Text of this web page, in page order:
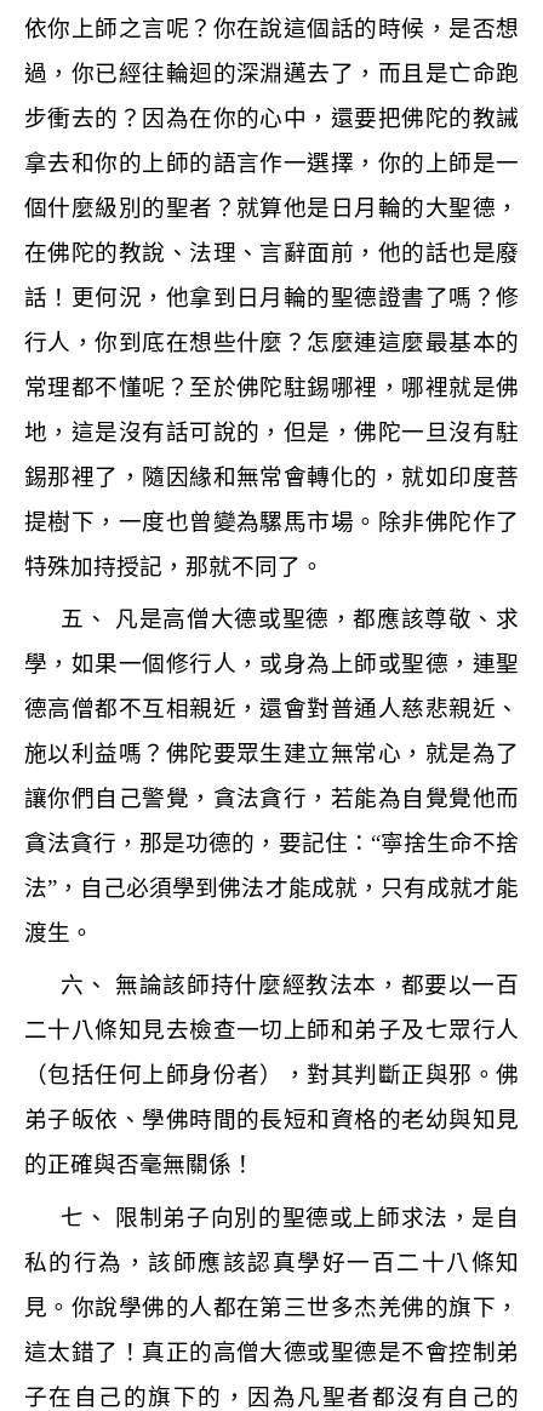
依你上師之言呢？你在說這個話的時候，是否想
過，你已經往輪迴的深淵邁去了，而且是亡命跑
步衝去的？因為在你的心中，還要把佛陀的教誡
拿去和你的上師的語言作一選擇，你的上師是一
個什麼級別的聖者？就算他是日月輪的大聖德，
在佛陀的教說、法理、言辭面前，他的話也是廢
話！更何況，他拿到日月輪的聖德證書了嗎？修
行人，你到底在想些什麼？怎麼連這麼最基本的
常理都不懂呢？至於佛陀駐錫哪裡，哪裡就是佛
地，這是沒有話可說的，但是，佛陀一旦沒有駐
錫那裡了，隨因緣和無常會轉化的，就如印度菩
提樹下，一度也曾變為騾馬市場。除非佛陀作了
特殊加持授記，那就不同了。
五、 凡是高僧大德或聖德，都應該尊敬、求
學，如果一個修行人，或身為上師或聖德，連聖
德高僧都不互相親近，還會對普通人慈悲親近、
施以利益嗎？佛陀要眾生建立無常心，就是為了
讓你們自己警覺，貪法貪行，若能為自覺覺他而
貪法貪行，那是功德的，要記住： “寧捨生命不捨
法” ，自己必須學到佛法才能成就，只有成就才能
渡生。
六、 無論該師持什麼經教法本，都要以一百
二十八條知見去檢查一切上師和弟子及七眾行人
（包括任何上師身份者），對其判斷正與邪。佛
弟子皈依、學佛時間的長短和資格的老幼與知見
的正確與否毫無關係！
七、 限制弟子向別的聖德或上師求法，是自
私的行為，該師應該認真學好一百二十八條知
見。你說學佛的人都在第三世多杰羌佛的旗下，
這太錯了！真正的高僧大德或聖德是不會控制弟
子在自己的旗下的，因為凡聖者都沒有自己的